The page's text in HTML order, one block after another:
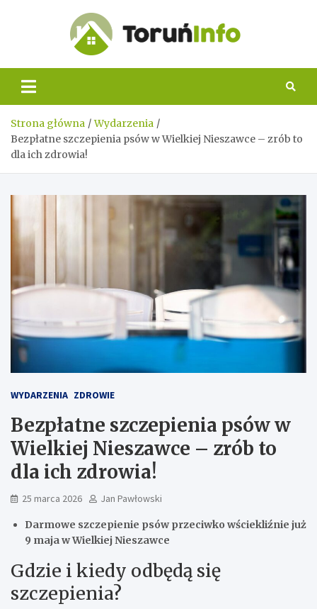
Info
Strona główna
Wydarzenia
Bezpłatne szczepienia psów w Wielkiej Nieszawce – zrób to
dla ich zdrowia!
WYDARZENIA ZDROWIE
Bezpłatne szczepienia psów w
Wielkiej Nieszawce – zrób to
dla ich zdrowia!
25 marca 2026 Jan Pawłowski
Darmowe szczepienie psów przeciwko wściekliźnie już
9 maja w Wielkiej Nieszawce
Gdzie i kiedy odbędą się
szczepienia?